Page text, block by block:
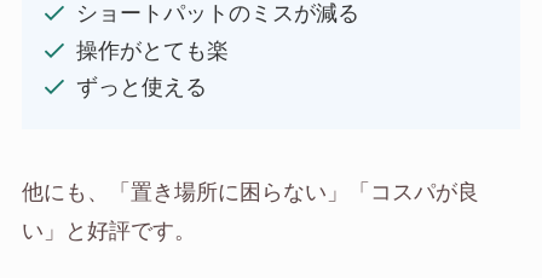
ショートパットのミスが減る
操作がとても楽
ずっと使える
他にも、「置き場所に困らない」「コスパが良
い」と好評です。